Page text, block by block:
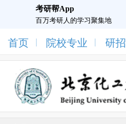
考研帮App
百万考研人的学习聚集地
首页 院校专业 研招